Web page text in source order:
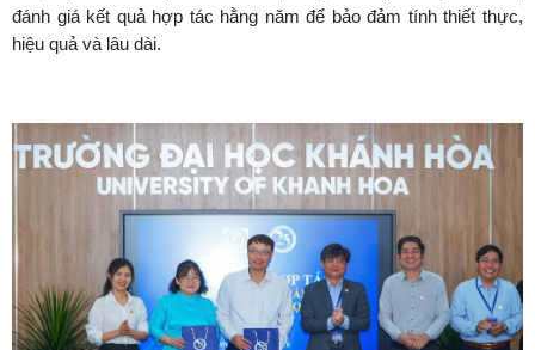
đánh giá kết quả hợp tác hằng năm để bảo đảm tính thiết thực,
hiệu quả và lâu dài.